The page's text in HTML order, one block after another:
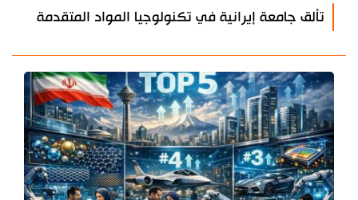
تألق جامعة إيرانية في تكنولوجيا المواد المتقدمة